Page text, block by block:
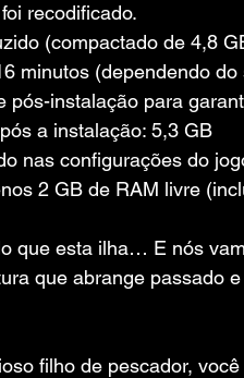
recodificado.
(compactado de 4,8
minutos (dependendo do
pós-instalação para
a instalação: 5,3 GB
nas configurações do
2 GB de RAM livre
que esta ilha… E nós
que abrange passado
filho de pescador,